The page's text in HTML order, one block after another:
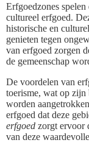
Erfgoedzones
cultureel erfgoed.
historische en
genieten tegen
van erfgoed zorgen
de gemeenschap
De voordelen van
toerisme, wat op zijn
worden
erfgoed dat deze
erfgoed zorgt ervoor
van deze